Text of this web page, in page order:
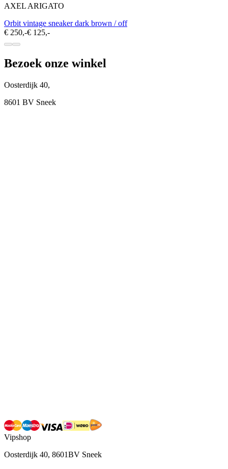
AXEL ARIGATO
Orbit vintage sneaker dark brown / off
€ 250,-€ 125,-
Bezoek onze winkel
Oosterdijk 40,
8601 BV Sneek
Vipshop
Oosterdijk 40, 8601BV Sneek